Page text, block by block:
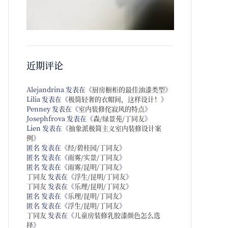
近期评论
Alejandrina 发表在《厨房橱柜的最佳油漆类型》
Lilia 发表在《极简轻奢的衣帽间，这样设计！ 》
Penney发表在《室内装修侘寂风的特点》
Josephfrova 发表在《森/绿景苑/丁同友》
Lien 发表在《抽象派极简主义室内装修设计案
例》
匿名 发表在《经/碧桂园/丁同友》
匿名 发表在《雨雾/实景/丁同友》
匿名 发表在《雨雾/昆明/丁同友》
丁同友 发表在《浮生/昆明/丁同友》
丁同友 发表在《乐理/昆明/丁同友》
匿名 发表在《乐理/昆明/丁同友》
匿名 发表在《浮生/昆明/丁同友》
丁同友 发表在《儿童房装修乳胶漆颜色怎么选
择》